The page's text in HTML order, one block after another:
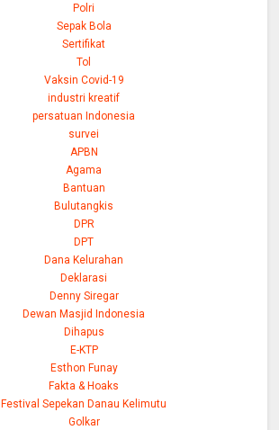
Polri
Sepak Bola
Sertifikat
Tol
Vaksin Covid-19
industri kreatif
persatuan Indonesia
survei
APBN
Agama
Bantuan
Bulutangkis
DPR
DPT
Dana Kelurahan
Deklarasi
Denny Siregar
Dewan Masjid Indonesia
Dihapus
E-KTP
Esthon Funay
Fakta & Hoaks
Festival Sepekan Danau Kelimutu
Golkar